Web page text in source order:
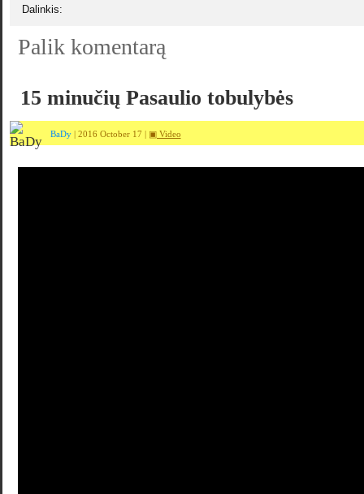
Dalinkis:
Palik komentarą
15 minučių Pasaulio tobulybės
BaDy| 2016 October 17 | ▣ Video